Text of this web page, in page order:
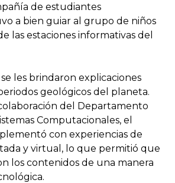
de estudiantes
a bien guiar al grupo de niños
las estaciones informativas del
les brindaron explicaciones
geológicos del planeta.
del Departamento
Computacionales, el
con experiencias de
y virtual, lo que permitió que
los contenidos de una manera